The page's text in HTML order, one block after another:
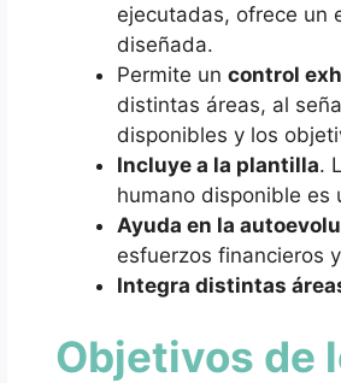
ejecutadas, ofrece un
diseñada.
Permite un control
distintas áreas, al
disponibles y los
Incluye a la plantilla.
humano disponible es
Ayuda en la
esfuerzos financieros
Integra distintas
Objetivos de